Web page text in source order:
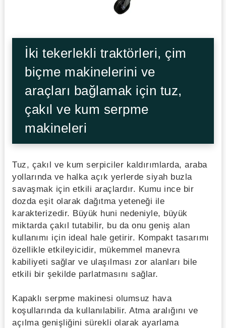
İki tekerlekli traktörleri, çim
biçme makinelerini ve
araçları bağlamak için tuz,
çakıl ve kum serpme
makineleri
Tuz, çakıl ve kum serpiciler kaldırımlarda, araba
yollarında ve halka açık yerlerde siyah buzla
savaşmak için etkili araçlardır. Kumu ince bir
dozda eşit olarak dağıtma yeteneği ile
karakterizedir. Büyük huni nedeniyle, büyük
miktarda çakıl tutabilir, bu da onu geniş alan
kullanımı için ideal hale getirir. Kompakt tasarımı
özellikle etkileyicidir, mükemmel manevra
kabiliyeti sağlar ve ulaşılması zor alanları bile
etkili bir şekilde parlatmasını sağlar.
Kapaklı serpme makinesi olumsuz hava
koşullarında da kullanılabilir. Atma aralığını ve
açılma genişliğini sürekli olarak ayarlama